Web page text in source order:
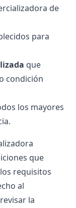
de
para
que
condición
los mayores
que
requisitos
al
la